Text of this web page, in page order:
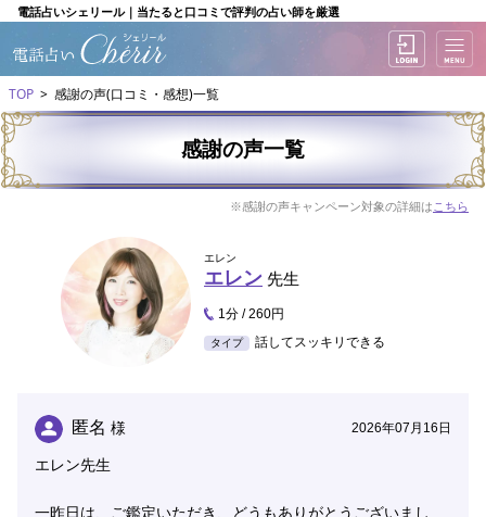
電話占いシェリール｜当たると口コミで評判の占い師を厳選
TOP 感謝の声(口コミ・感想)一覧
感謝の声一覧
※感謝の声キャンペーン対象の詳細は こちら
エレン
エレン 先生
1分 / 260円
タイプ 話してスッキリできる
匿名 様 2026年07月16日
エレン先生
一昨日は、ご鑑定いただき、どうもありがとうございまし